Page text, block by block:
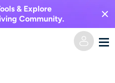
& Explore
Community.